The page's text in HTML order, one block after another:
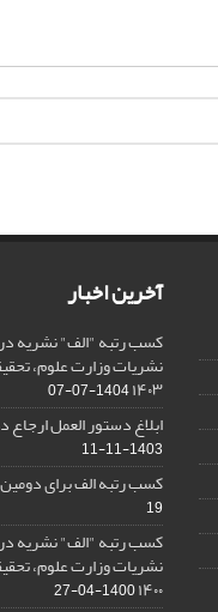
آخرین اخبار
کسب رتبه "الف" نشریه
نشریات وزارت علوم،
۱۴۰۳1404-07-07
ابلاغ دستور العمل ارجاع
1403-11-11
کسب رتبه الف برای
19
کسب رتبه "الف" نشریه
نشریات وزارت علوم،
۱۴۰۰1400-04-27